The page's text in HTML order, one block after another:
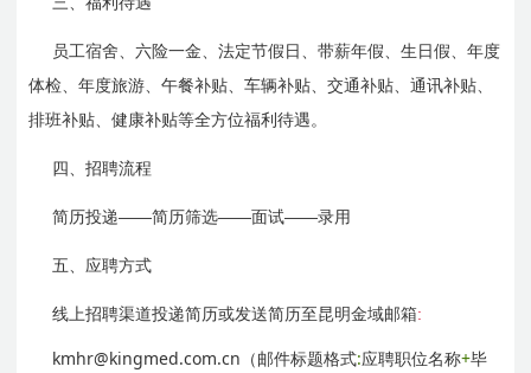
员工宿舍、六险一金、法定节假日、带薪年假、生日假、年度
体检、年度旅游、午餐补贴、车辆补贴、交通补贴、通讯补贴、
排班补贴、健康补贴等全方位福利待遇。
四、招聘流程
简历投递——简历筛选——面试——录用
五、应聘方式
线上招聘渠道投递简历或发送简历至昆明金域邮箱:
kmhr@kingmed.com.cn （邮件标题格式:应聘职位名称+毕